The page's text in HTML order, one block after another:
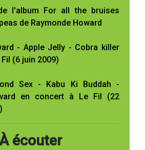
l'album For all the bruises
de Raymonde Howard
- Apple Jelly - Cobra killer
(6 juin 2009)
Sex - Kabu Ki Buddah -
en concert à Le Fil (22
écouter